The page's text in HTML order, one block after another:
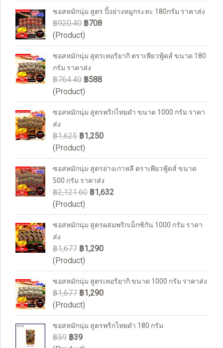
ซอสหมักนุ่ม สูตร ปิ้งย่างหมูกระทะ 180กรัม ราคาส่ง
฿920.40 ฿708
(Product)
ซอสหมักนุ่ม สูตรเทอริยากิ ตราเพียวฟู้ดส์ ขนาด 180
กรัม ราคาส่ง
฿764.40 ฿588
(Product)
ซอสหมักนุ่ม สูตรพริกไทยดำ ขนาด 1000 กรัม ราคา
ส่ง
฿1,625 ฿1,250
(Product)
ซอสหมักนุ่ม สูตรย่างเกาหลี ตราเพียวฟู้ดส์ ขนาด
500 กรัม ราคาส่ง
฿2,121.60 ฿1,632
(Product)
ซอสหมักนุ่ม สูตรผสมพริกเม็กซิกัน 1000 กรัม ราคา
ส่ง
฿1,677 ฿1,290
(Product)
ซอสหมักนุ่ม สูตรเทอริยากิ ขนาด 1000 กรัม ราคาส่ง
฿1,677 ฿1,290
(Product)
ซอสหมักนุ่ม สูตรพริกไทยดำ 180 กรัม
฿59 ฿39